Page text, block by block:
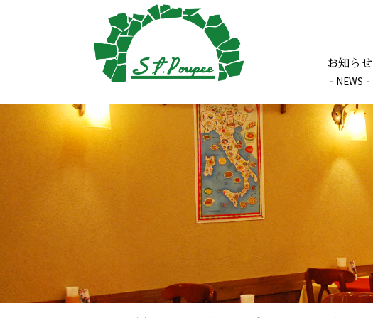
お知らせ
‐NEWS‐